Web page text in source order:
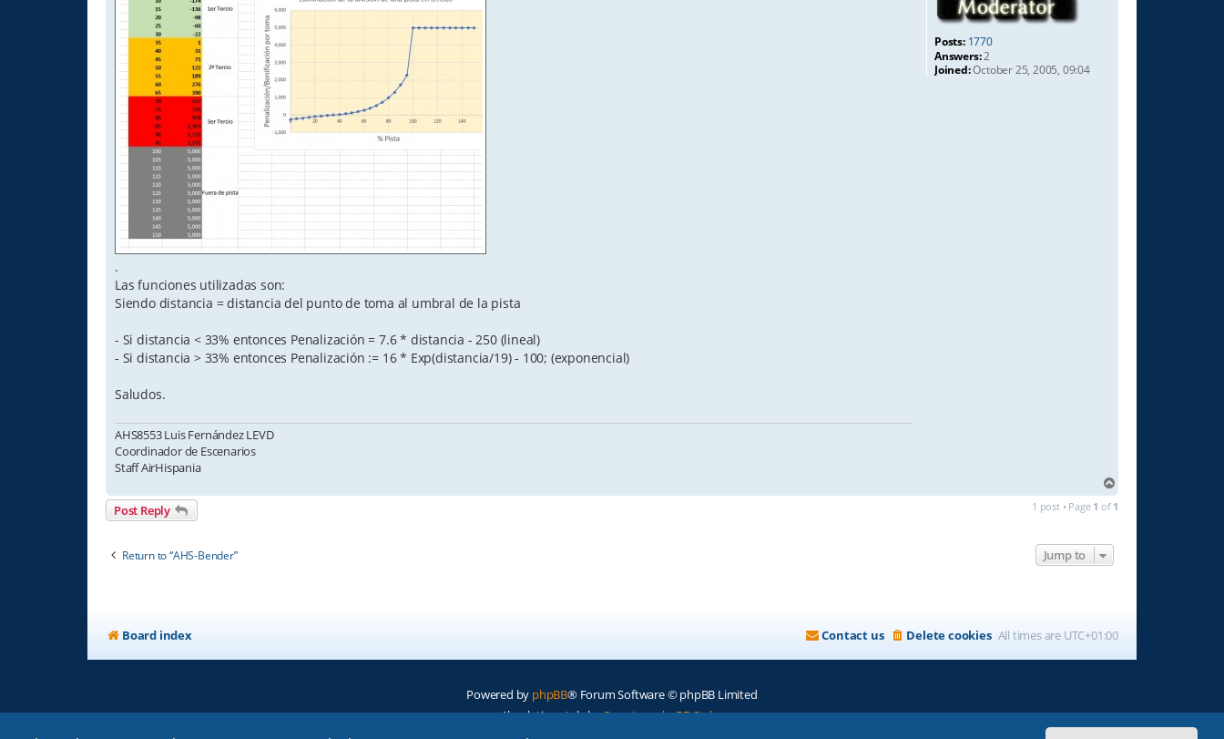
Posts: 1770
Answers:2
Joined:October 25, 2005, 09:04
.
Las funciones utilizadas son:
Siendo distancia = distancia del punto de toma al umbral de la pista
- Si distancia < 33% entonces Penalización = 7.6 * distancia - 250 (lineal)
- Si distancia > 33% entonces Penalización := 16 * Exp(distancia/19) - 100; (exponencial)
Saludos.
AHS8553 Luis Fernández LEVD
Coordinador de Escenarios
Staff AirHispania
Post Reply 1 post • Page 1 of 1
Return to “AHS-Bender” Jump to
Board index All times are UTC+01:00
Delete cookies
Contact us
Powered by phpBB® Forum Software © phpBB Limited
Absolution style byPremium phpBB Styles